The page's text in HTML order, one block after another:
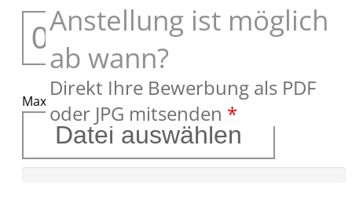
Anstellung ist möglich
ab wann?
Direkt Ihre Bewerbung als PDF
oder JPG mitsenden *
Datei auswählen
Maximal 3 Dateien bis zu 10 MB Größe.